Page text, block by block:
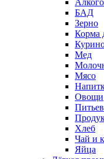
БАД
Зерно
Корма
Мед
Мясо
Овощи
Хлеб
Чай и
Яйца